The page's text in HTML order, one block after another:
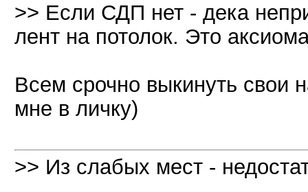
>> Если СДП нет - дека
лент на потолок. Это
Всем срочно выкинуть свои
мне в личку)
>> Из слабых мест -